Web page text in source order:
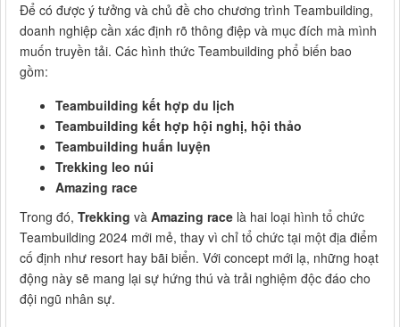
Để có được ý tưởng và chủ đề cho chương trình Teambuilding,
doanh nghiệp cần xác định rõ thông điệp và mục đích mà mình
muốn truyền tải. Các hình thức Teambuilding phổ biến bao
gồm:
Teambuilding kết hợp du lịch
Teambuilding kết hợp hội nghị, hội thảo
Teambuilding huấn luyện
Trekking leo núi
Amazing race
Trong đó, Trekking và Amazing race là hai loại hình tổ chức
Teambuilding 2024 mới mẻ, thay vì chỉ tổ chức tại một địa điểm
cố định như resort hay bãi biển. Với concept mới lạ, những hoạt
động này sẽ mang lại sự hứng thú và trải nghiệm độc đáo cho
đội ngũ nhân sự.